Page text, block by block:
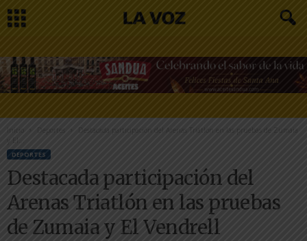
Inicio
Destacada participación del Arenas Triatlón en las pruebas de Zumaia
y El...
DEPORTES
Destacada participación del
Arenas Triatlón en las pruebas
de Zumaia y El Vendrell